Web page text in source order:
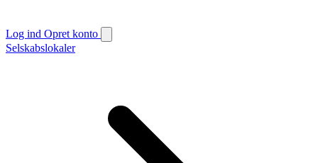
Log ind Opret konto
Selskabslokaler